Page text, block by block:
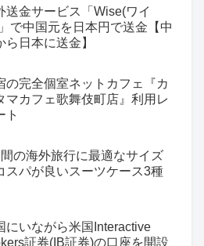
送金サービス「Wise(ワイ
で中国元を日本円で送金【中
ら日本に送金】
の完全個室ネットカフェ『カ
マカフェ歌舞伎町店』利用レ
ト
の海外旅行に最適なサイズ
スパが良いスーツケース3種
にいながら米国Interactive
証券(IB証券)の口座を開設